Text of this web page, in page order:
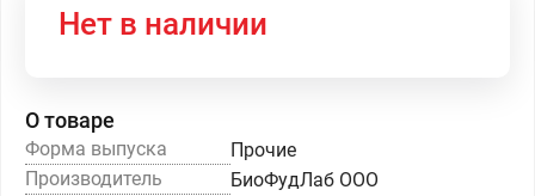
Нет в наличии
О товаре
Форма выпуска
Прочие
Производитель
БиоФудЛаб ООО